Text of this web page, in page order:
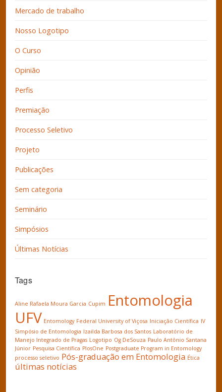
Mercado de trabalho
Nosso Logotipo
O Curso
Opinião
Perfis
Premiação
Processo Seletivo
Projeto
Publicações
Sem categoria
Seminário
Simpósios
Últimas Notícias
Tags
Aline Rafaela Moura Garcia Cupim Entomologia
UFV Entomology Federal University of Viçosa Iniciação Científica IV
Simpósio de Entomologia Izailda Barbosa dos Santos Laboratório de
Manejo Integrado de Pragas Logotipo Og DeSouza Paulo Antônio Santana
Júnior Pesquisa Científica PlosOne Postgraduate Program in Entomology
processo seletivo Pós-graduação em Entomologia Ética
últimas notícias